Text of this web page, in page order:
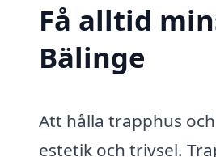
Få alltid
Bälinge
Att hålla trapphus
estetik och trivsel.